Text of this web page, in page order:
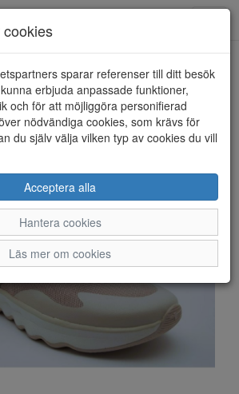
sparar referenser till ditt besök
erbjuda anpassade funktioner,
och för att möjliggöra personifierad
nödvändiga cookies, som krävs för
du själv välja vilken typ av cookies du vill
Acceptera alla
Hantera cookies
Läs mer om cookies